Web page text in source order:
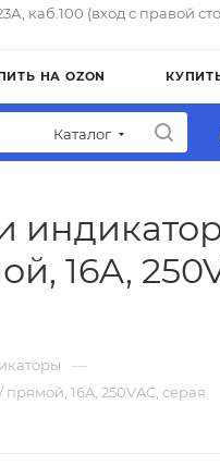
каб.100 (вход с правой
НА OZON
Каталог
16A,
—
16A, 250VAC, серая